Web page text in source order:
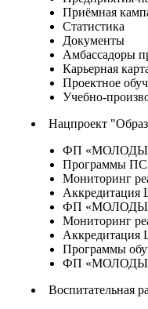
Приёмная
Статистика
Документы
Амбассадоры
Карьерная
Проектное
Учебно-
Нацпроект
ФП
Программы
Мониторинг
ФП
Мониторинг
Аккредитация
Программы
ФП
Воспитательная